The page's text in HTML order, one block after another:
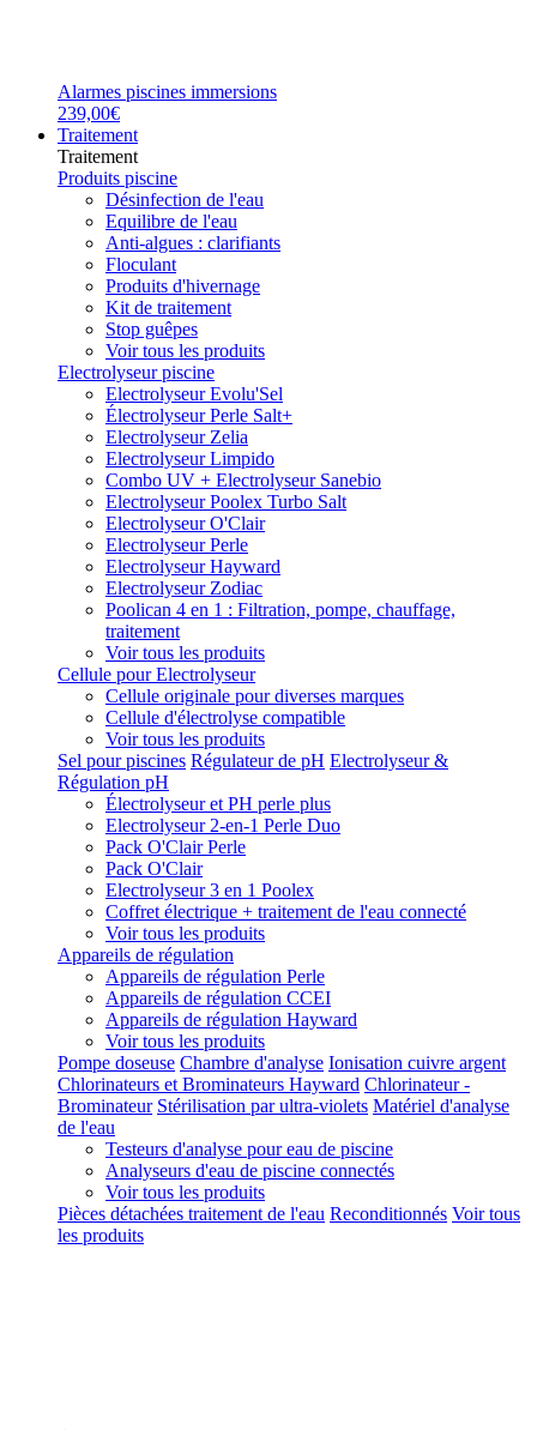
Alarmes piscines immersions
239,00€
Traitement
Traitement
Produits piscine
Désinfection de l'eau
Equilibre de l'eau
Anti-algues : clarifiants
Floculant
Produits d'hivernage
Kit de traitement
Stop guêpes
Voir tous les produits
Electrolyseur piscine
Electrolyseur Evolu'Sel
Électrolyseur Perle Salt+
Electrolyseur Zelia
Electrolyseur Limpido
Combo UV + Electrolyseur Sanebio
Electrolyseur Poolex Turbo Salt
Electrolyseur O'Clair
Electrolyseur Perle
Electrolyseur Hayward
Electrolyseur Zodiac
Poolican 4 en 1 : Filtration, pompe, chauffage,
traitement
Voir tous les produits
Cellule pour Electrolyseur
Cellule originale pour diverses marques
Cellule d'électrolyse compatible
Voir tous les produits
Sel pour piscines Régulateur de pH Electrolyseur &
Régulation pH
Électrolyseur et PH perle plus
Electrolyseur 2-en-1 Perle Duo
Pack O'Clair Perle
Pack O'Clair
Electrolyseur 3 en 1 Poolex
Coffret électrique + traitement de l'eau connecté
Voir tous les produits
Appareils de régulation
Appareils de régulation Perle
Appareils de régulation CCEI
Appareils de régulation Hayward
Voir tous les produits
Pompe doseuse Chambre d'analyse Ionisation cuivre argent
Chlorinateurs et Brominateurs Hayward Chlorinateur -
Brominateur Stérilisation par ultra-violets Matériel d'analyse
de l'eau
Testeurs d'analyse pour eau de piscine
Analyseurs d'eau de piscine connectés
Voir tous les produits
Pièces détachées traitement de l'eau Reconditionnés Voir tous
les produits